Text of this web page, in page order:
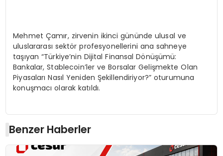
Mehmet Çamır, zirvenin ikinci gününde ulusal ve
uluslararası sektör profesyonellerini ana sahneye
taşıyan “Türkiye’nin Dijital Finansal Dönüşümü:
Bankalar, Stablecoin’ler ve Borsalar Gelişmekte Olan
Piyasaları Nasıl Yeniden Şekillendiriyor?” oturumuna
konuşmacı olarak katıldı.
Benzer Haberler